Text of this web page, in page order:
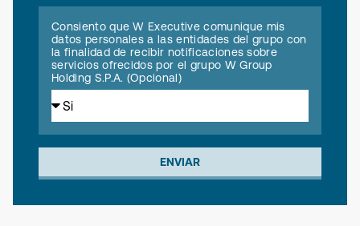
Consiento que W Executive comunique mis
datos personales a las entidades del grupo con
la finalidad de recibir notificaciones sobre
servicios ofrecidos por el grupo W Group
Holding S.P.A. (Opcional)
ENVIAR